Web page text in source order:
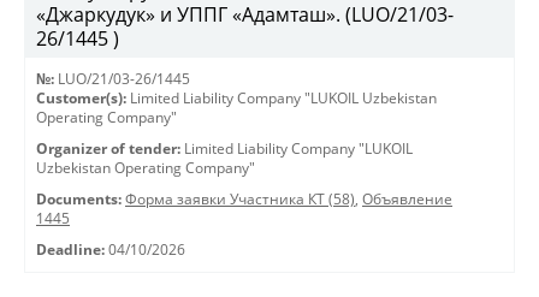
«Джаркудук» и УППГ «Адамташ». (LUO/21/03-
26/1445 )
№: LUO/21/03-26/1445
Customer(s): Limited Liability Company "LUKOIL Uzbekistan
Operating Company"
Organizer of tender: Limited Liability Company "LUKOIL
Uzbekistan Operating Company"
Documents: Форма заявки Участника КТ (58), Объявление
1445
Deadline: 04/10/2026